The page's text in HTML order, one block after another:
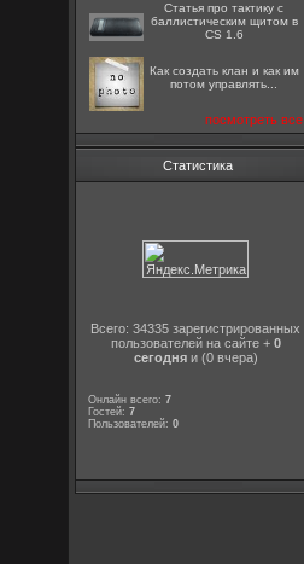
Статья про тактику с
баллистическим щитом в
CS 1.6
Как создать клан и как им
потом управлять...
посмотреть все
Статистика
Всего: 34335 зарегистрированных
пользователей на сайте + 0
сегодняи (0 вчера)
Онлайн всего:7
Гостей:7
Пользователей:0